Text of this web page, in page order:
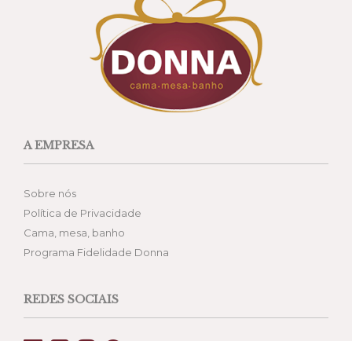
A EMPRESA
Sobre nós
Política de Privacidade
Cama, mesa, banho
Programa Fidelidade Donna
REDES SOCIAIS